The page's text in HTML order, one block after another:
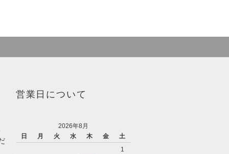
営業日について
2026年8月
日
月 火 水 木 金
土
1